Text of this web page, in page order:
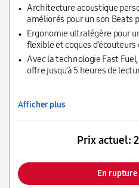
Architecture acoustique
améliorés pour un son Beats
Ergonomie ultralégère pour
flexible et coques
pour un maintien idéal
Avec la technologie Fast
offre jusqu’à 5 heures de
Afficher plus
Prix actuel:
En rupture